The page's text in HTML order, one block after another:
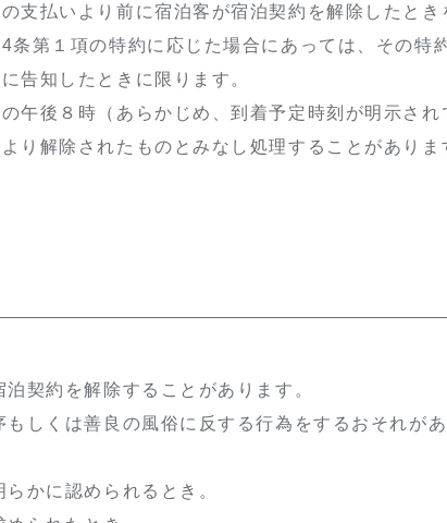
支払いより前に宿泊客が宿泊契約を解除したと
第１項の特約に応じた場合にあっては、その特
告知したときに限ります。
後８時（あらかじめ、到着予定時刻が明示さ
り解除されたものとみなし処理することがありま
契約を解除することがあります。
しくは善良の風俗に反する行為をするおそれが
かに認められるとき。